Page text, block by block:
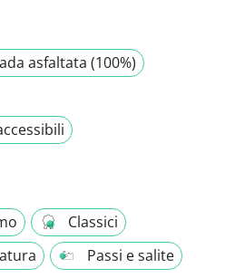
asfaltata (100%)
Classici
Passi e salite